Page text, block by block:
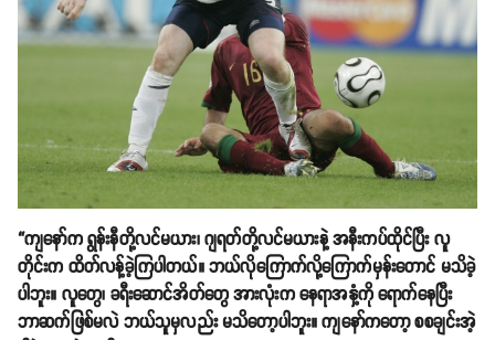
“ကျနော်က ရွန်းနီတို့လင်မယား၊ ဂျရတ်တို့လင်မယားနဲ့ အနီးကပ်ထိုင်ပြီး လူ
တိုင်းက ထိတ်လန့်ခဲ့ကြပါတယ်။ ဘယ်လိုကြောက်လို့ကြောက်မှန်းတောင် မသိခဲ့
ပါဘူး။ လူတွေ၊ ခရီးဆောင်အိတ်တွေ အားလုံးက နေရာအနှံ့ကို ရောက်နေပြီး
ဘာဆက်ဖြစ်မလဲ ဘယ်သူမှလည်း မသိတော့ပါဘူး။ ကျနော်ကတော့ စစချင်းအဲ့